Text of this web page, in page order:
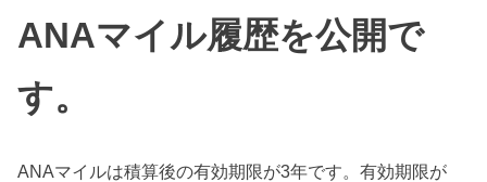
ANAマイル履歴を公開で
す。
ANAマイルは積算後の有効期限が3年です。有効期限が